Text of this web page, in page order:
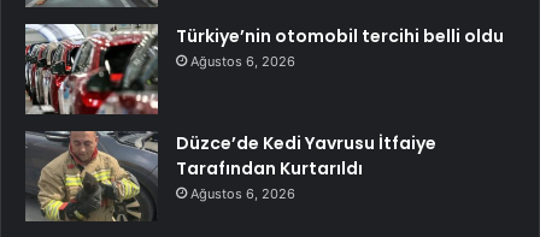
Türkiye’nin otomobil tercihi belli oldu
Ağustos 6, 2026
Düzce’de Kedi Yavrusu İtfaiye
Tarafından Kurtarıldı
Ağustos 6, 2026